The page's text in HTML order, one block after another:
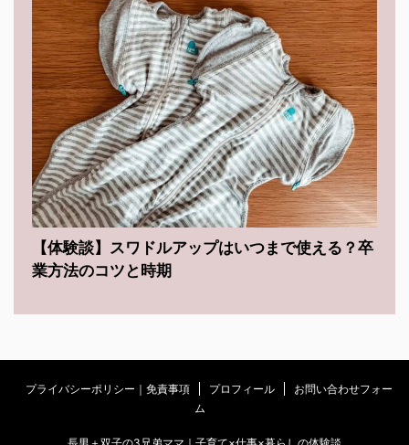
【体験談】スワドルアップはいつまで使える？卒
業方法のコツと時期
プライバシーポリシー｜免責事項 プロフィール
お問い合わせフォー
ム